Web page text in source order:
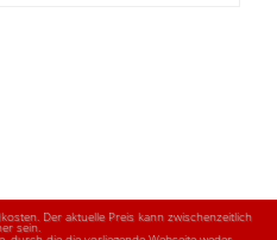
Der aktuelle Preis kann zwischenzeitlich
sein.